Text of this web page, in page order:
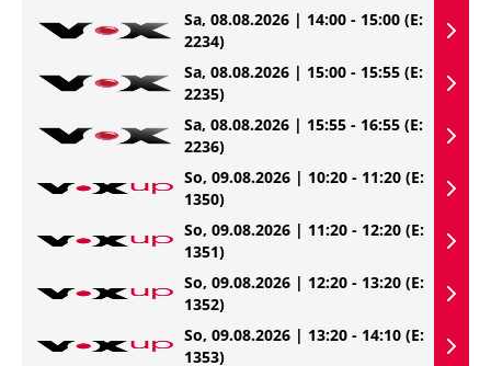
Sa, 08.08.2026 | 14:00 - 15:00 (E:
2234)
Sa, 08.08.2026 | 15:00 - 15:55 (E:
2235)
Sa, 08.08.2026 | 15:55 - 16:55 (E:
2236)
So, 09.08.2026 | 10:20 - 11:20 (E:
1350)
So, 09.08.2026 | 11:20 - 12:20 (E:
1351)
So, 09.08.2026 | 12:20 - 13:20 (E:
1352)
So, 09.08.2026 | 13:20 - 14:10 (E:
1353)